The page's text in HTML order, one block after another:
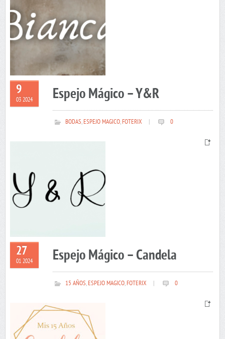
9
03 2024 Espejo Mágico – Y&R
BODAS,ESPEJO MAGICO,FOTERIX 0
27
01 2024 Espejo Mágico – Candela
15 AÑOS,ESPEJO MAGICO,FOTERIX 0